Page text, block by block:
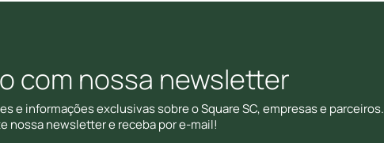
com nossa newsletter
e informações exclusivas sobre o Square SC, empresas e parceiros.
nossa newsletter e receba por e-mail!